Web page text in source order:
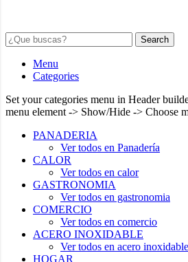
Search
Menu
Categories
Set your categories menu in Header
menu element -> Show/Hide -> Choose
PANADERIA
Ver todos en Panadería
CALOR
Ver todos en calor
GASTRONOMIA
Ver todos en gastronomia
COMERCIO
Ver todos en comercio
ACERO INOXIDABLE
Ver todos en acero inoxidable
HOGAR